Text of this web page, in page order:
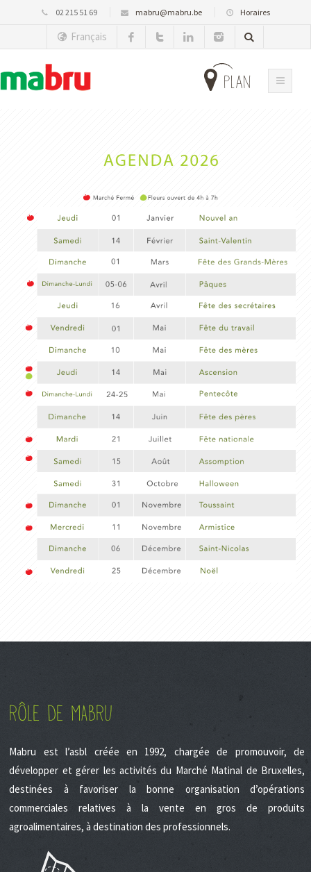
02 215 51 69 mabru@mabru.be Horaires
Français
plan
RÔLE DE MABRU
Mabru est l’asbl créée en 1992, chargée de promouvoir, de
développer et gérer les activités du Marché Matinal de Bruxelles,
destinées à favoriser la bonne organisation d’opérations
commerciales relatives à la vente en gros de produits
agroalimentaires, à destination des professionnels.